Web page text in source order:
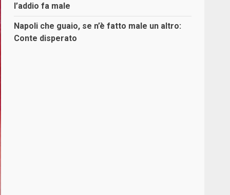
l’addio fa male
Napoli che guaio, se n’è fatto male un altro:
Conte disperato